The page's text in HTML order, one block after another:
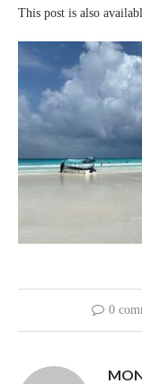
This post is also
0